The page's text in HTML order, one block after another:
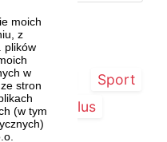
moich
z
plików
w
stron
(w tym
Region
Sport
Kurier Plus